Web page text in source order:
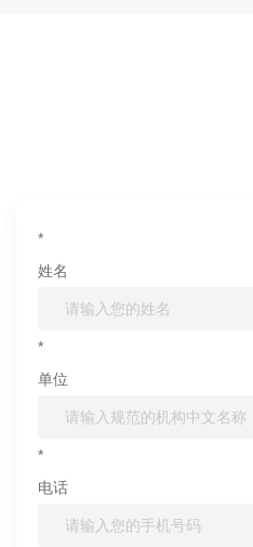
*
姓名
*
单位
*
电话